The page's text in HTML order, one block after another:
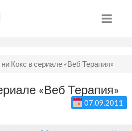
Кокс в сериале «Веб Терапия»
«Веб Терапия»
07.09.2011